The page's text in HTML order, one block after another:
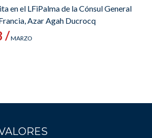
en el LFiPalma de la Cónsul General
Azar Agah Ducrocq
/MARZO